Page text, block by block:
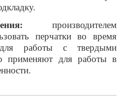
производителем
перчатки во время
работы с твердыми
применяют для работы в